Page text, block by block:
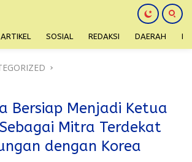
ARTIKEL SOSIAL REDAKSI DAERAH
Bersiap Menjadi Ketua
Mitra Terdekat
dengan Korea